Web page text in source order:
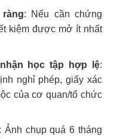
: Nếu cần chứng
kiệm được mở ít nhất
học tập hợp lệ:
nghỉ phép, giấy xác
của cơ quan/tổ chức
: Ảnh chụp quá 6 tháng